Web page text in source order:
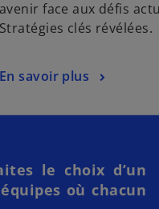
avenir face aux défis
Stratégies clés révélées.
En savoir plus
le choix d’un
où chacun